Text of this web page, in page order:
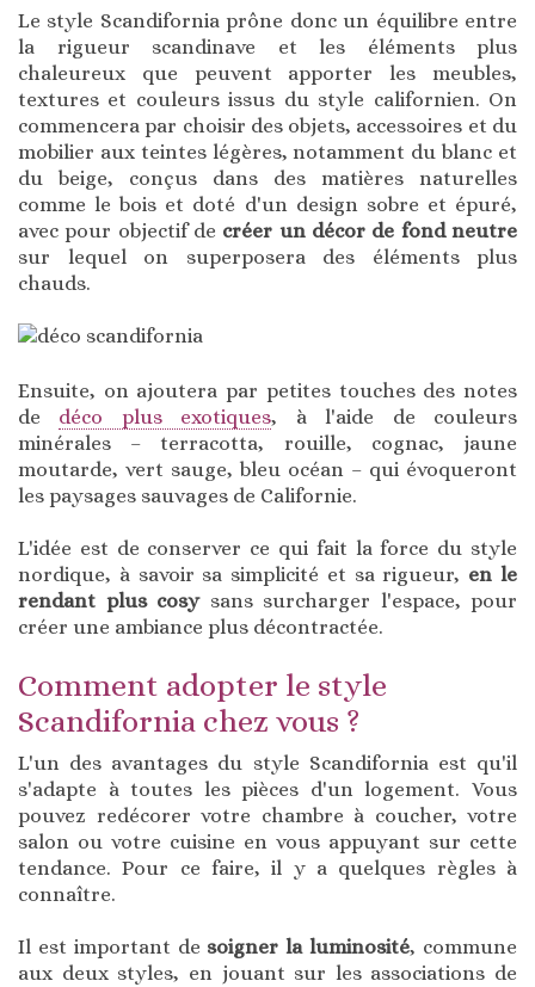
Le style Scandifornia prône donc un équilibre entre
la rigueur scandinave et les éléments plus
chaleureux que peuvent apporter les meubles,
textures et couleurs issus du style californien. On
commencera par choisir des objets, accessoires et du
mobilier aux teintes légères, notamment du blanc et
du beige, conçus dans des matières naturelles
comme le bois et doté d'un design sobre et épuré,
avec pour objectif de créer un décor de fond neutre
sur lequel on superposera des éléments plus
chauds.
Ensuite, on ajoutera par petites touches des notes
de déco plus exotiques, à l'aide de couleurs
minérales – terracotta, rouille, cognac, jaune
moutarde, vert sauge, bleu océan – qui évoqueront
les paysages sauvages de Californie.
L'idée est de conserver ce qui fait la force du style
nordique, à savoir sa simplicité et sa rigueur, en le
rendant plus cosysans surcharger l'espace, pour
créer une ambiance plus décontractée.
Comment adopter le style
Scandifornia chez vous ?
L'un des avantages du style Scandifornia est qu'il
s'adapte à toutes les pièces d'un logement. Vous
pouvez redécorer votre chambre à coucher, votre
salon ou votre cuisine en vous appuyant sur cette
tendance. Pour ce faire, il y a quelques règles à
connaître.
Il est important de soigner la luminosité, commune
aux deux styles, en jouant sur les associations de